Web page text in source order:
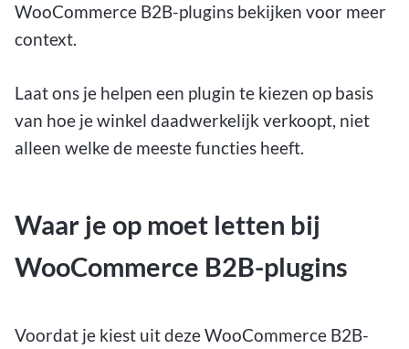
WooCommerce B2B-plugins bekijken voor meer
context.
Laat ons je helpen een plugin te kiezen op basis
van hoe je winkel daadwerkelijk verkoopt, niet
alleen welke de meeste functies heeft.
Waar je op moet letten bij
WooCommerce B2B-plugins
Voordat je kiest uit deze WooCommerce B2B-